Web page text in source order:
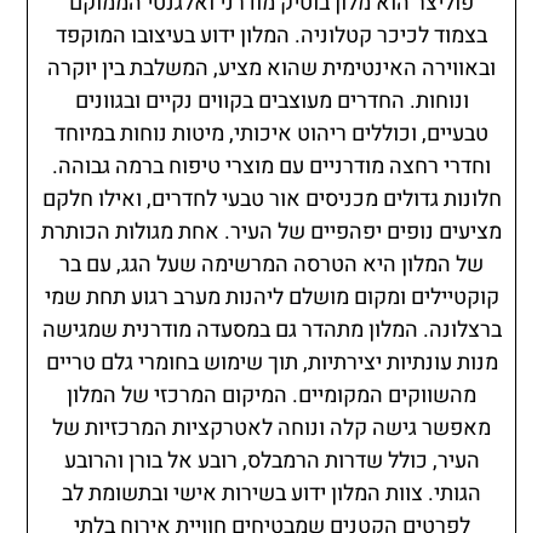
בצמוד לכיכר קטלוניה. המלון ידוע בעיצובו המוקפד
ובאווירה האינטימית שהוא מציע, המשלבת בין יוקרה
ונוחות. החדרים מעוצבים בקווים נקיים ובגוונים
טבעיים, וכוללים ריהוט איכותי, מיטות נוחות במיוחד
וחדרי רחצה מודרניים עם מוצרי טיפוח ברמה גבוהה.
חלונות גדולים מכניסים אור טבעי לחדרים, ואילו חלקם
מציעים נופים יפהפיים של העיר. אחת מגולות הכותרת
של המלון היא הטרסה המרשימה שעל הגג, עם בר
קוקטיילים ומקום מושלם ליהנות מערב רגוע תחת שמי
ברצלונה. המלון מתהדר גם במסעדה מודרנית שמגישה
מנות עונתיות יצירתיות, תוך שימוש בחומרי גלם טריים
מהשווקים המקומיים. המיקום המרכזי של המלון
מאפשר גישה קלה ונוחה לאטרקציות המרכזיות של
העיר, כולל שדרות הרמבלס, רובע אל בורן והרובע
הגותי. צוות המלון ידוע בשירות אישי ובתשומת לב
לפרטים הקטנים שמבטיחים חוויית אירוח בלתי